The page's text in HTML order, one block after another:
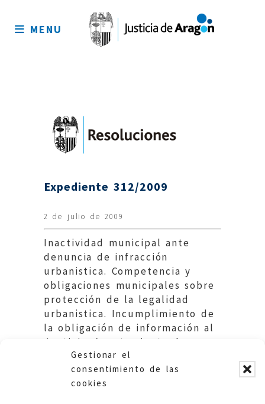
Gestionar el
consentimiento de las
cookies
sitio
MENU
Expediente 312/2009
2 de julio de 2009
Inactividad municipal ante
denuncia de infracción
urbanistica. Competencia y
obligaciones municipales sobre
protección de la legalidad
urbanistica. Incumplimiento de
la obligación de información al
Justicia. Ayuntamiento de
Alcañiz.